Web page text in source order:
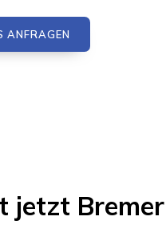
ANFRAGEN
jetzt